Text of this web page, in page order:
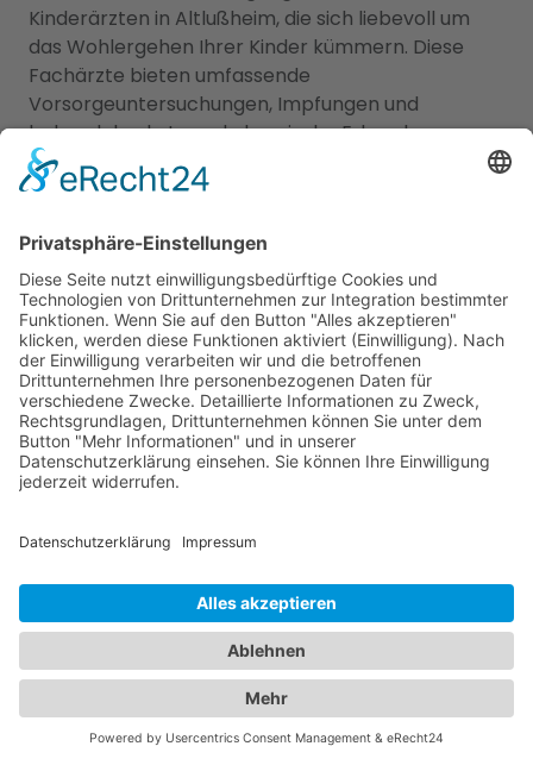
Kinderärzten in Altlußheim, die sich liebevoll um
das Wohlergehen Ihrer Kinder kümmern. Diese
Fachärzte bieten umfassende
Vorsorgeuntersuchungen, Impfungen und
behandeln akute und chronische Erkrankungen
Ihrer Kleinen. Unser Portal ermöglicht es Ihnen, die
besten Augenärzte und den besten
kompetente Hände zu legen. Vertrauen Sie auf
unsere sorgfältig ausgewählten Fachexperten, um
die optimale Gesundheit Ihrer Augen und die Ihrer
Liebsten zu gewährleisten.
Jetzt Augenarzt finden!
Das ist nah!
Kontakt & Hilfe